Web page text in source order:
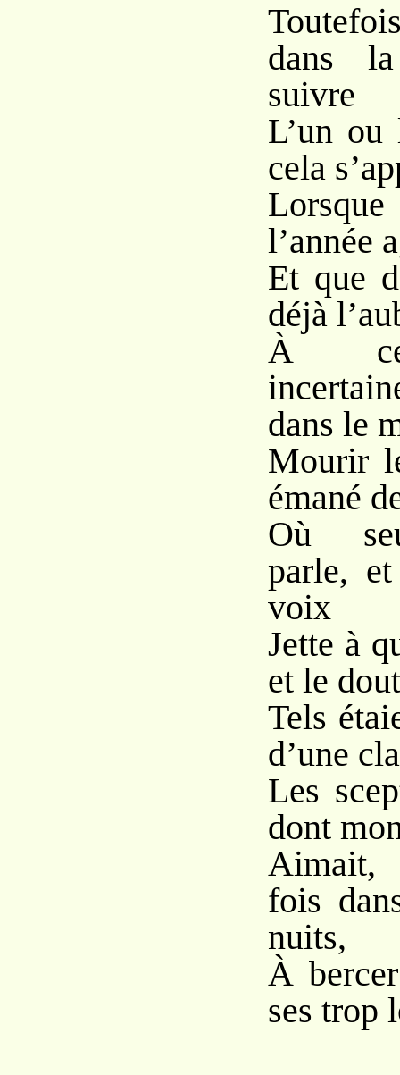
dans
suivre
L’un ou
cela
l’année
Et que
déjà
À
dans le
Mourir
émané
Où
parle,
voix
Jette à
et le
Tels
d’une
Les
dont
Aimait,
fois
nuits,
À
ses trop